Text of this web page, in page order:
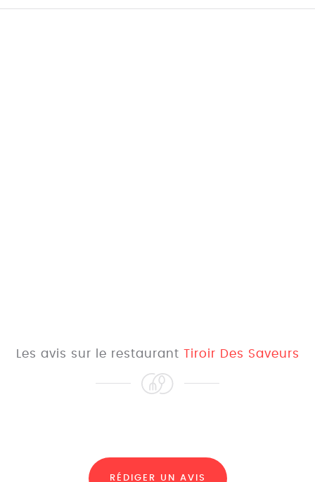
Les avis sur le restaurant Tiroir Des Saveurs
RÉDIGER UN AVIS